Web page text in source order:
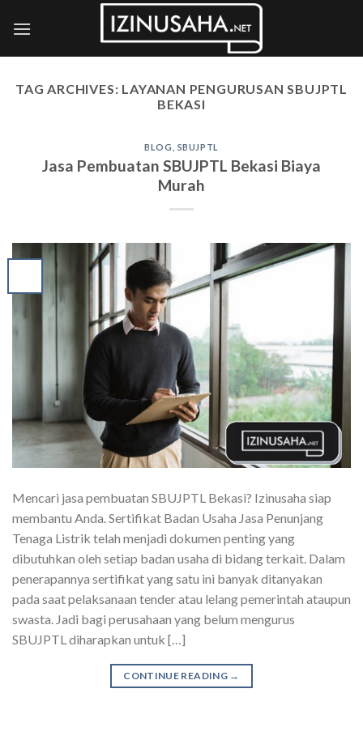
TAG ARCHIVES: LAYANAN PENGURUSAN SBUJPTL
BEKASI
BLOG SBUJPTL
Jasa Pembuatan SBUJPTL Bekasi Biaya
Murah
Mencari jasa pembuatan SBUJPTL Bekasi? Izinusaha siap
membantu Anda. Sertifikat Badan Usaha Jasa Penunjang
Tenaga Listrik telah menjadi dokumen penting yang
dibutuhkan oleh setiap badan usaha di bidang terkait. Dalam
penerapannya sertifikat yang satu ini banyak ditanyakan
pada saat pelaksanaan tender atau lelang pemerintah ataupun
swasta. Jadi bagi perusahaan yang belum mengurus
SBUJPTL diharapkan untuk […]
CONTINUE READING →